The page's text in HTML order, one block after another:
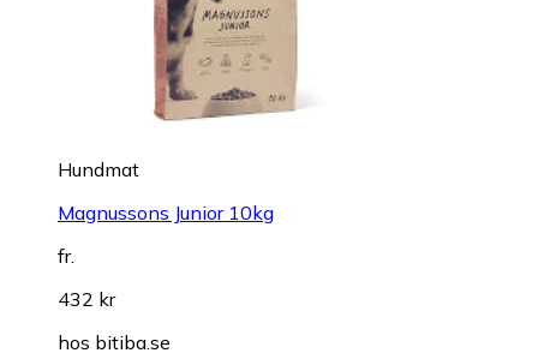
Hundmat
Magnussons Junior 10kg
fr.
432 kr
hos bitiba.se